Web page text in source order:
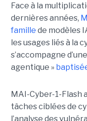
Face à la
dernières années,
famille de modèles
les usages liés à la
s’accompagne
agentique »
MAI-Cyber-1-Flash
tâches ciblées de
l’analyse des